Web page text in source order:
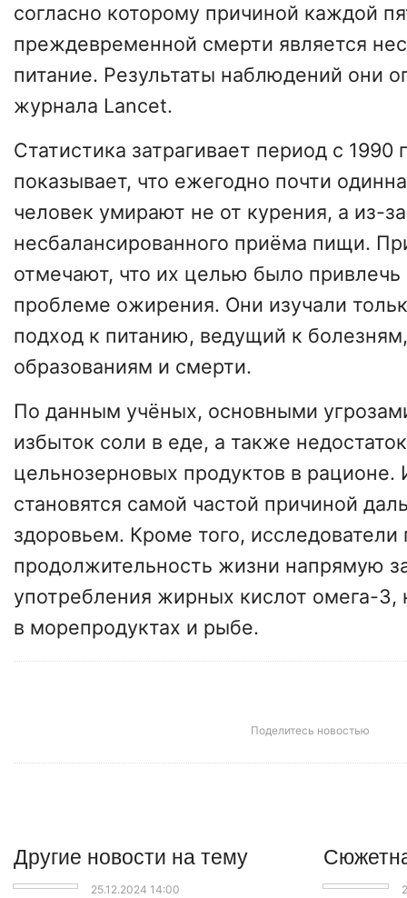
согласно которому причиной каждой
преждевременной смерти является
питание. Результаты наблюдений они
журнала Lancet.
Статистика затрагивает период с 1990
показывает, что ежегодно почти
человек умирают не от курения, а из-
несбалансированного приёма пищи.
отмечают, что их целью было
проблеме ожирения. Они изучали
подход к питанию, ведущий к
образованиям и смерти.
По данным учёных, основными
избыток соли в еде, а также
цельнозерновых продуктов в
становятся самой частой причиной
здоровьем. Кроме того, исследователи
продолжительность жизни напрямую
употребления жирных кислот омега-3,
в морепродуктах и рыбе.
Поделитесь новостью
Другие новости на тему
25.12.2024 14:00